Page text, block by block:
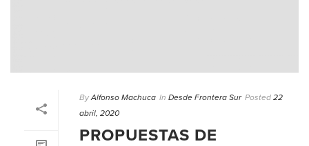
By Alfonso Machuca In Desde Frontera Sur Posted 22
abril, 2020
PROPUESTAS DE